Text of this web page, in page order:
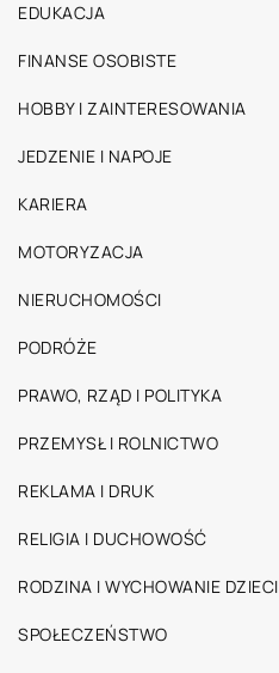
EDUKACJA
FINANSE OSOBISTE
HOBBY I ZAINTERESOWANIA
JEDZENIE I NAPOJE
KARIERA
MOTORYZACJA
NIERUCHOMOŚCI
PODRÓŻE
PRAWO, RZĄD I POLITYKA
PRZEMYSŁ I ROLNICTWO
REKLAMA I DRUK
RELIGIA I DUCHOWOŚĆ
RODZINA I WYCHOWANIE DZIECI
SPOŁECZEŃSTWO